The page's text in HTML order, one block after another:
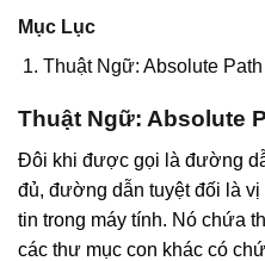
Mục Lục
Thuật Ngữ: Absolute Path
Thuật Ngữ: Absolute
Đôi khi được gọi là đường
đủ, đường dẫn tuyệt đối là
tin trong máy tính. Nó chứa
các thư mục con khác có